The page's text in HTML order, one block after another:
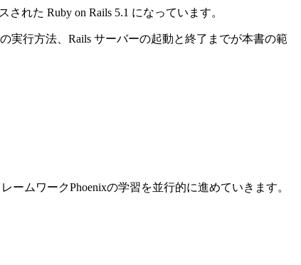
れた Ruby on Rails 5.1 になっています。
実行方法、Rails サーバーの起動と終了までが本書の範
ムワークPhoenixの学習を並行的に進めていきます。